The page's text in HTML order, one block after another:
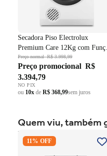
com segurança e receba no
nossos descontos e frete
Secadora Piso Electrolux
Premium Care 12Kg com
AutoSense SFP12 Branco 220V
Preço normalR$ 3.998,99
Preço promocional R$
3.394,79
NO PIX
ou 10x de R$ 368,99sem juros
Quem viu, também
Fogão 4 Bocas Brastemp de
Embutir BYO4XAE Mesa
11% OFF